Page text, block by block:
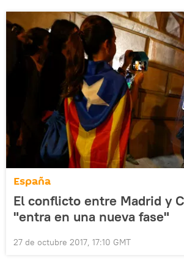
España
El conflicto entre Madrid y
"entra en una nueva fase"
27 de octubre 2017, 17:10 GMT